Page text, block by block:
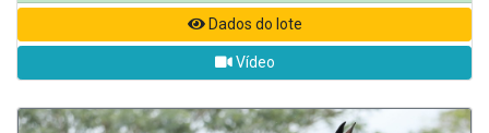
Dados do lote
Vídeo